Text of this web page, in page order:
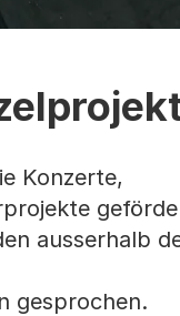
Konzerte,
ausserhalb
gesprochen.